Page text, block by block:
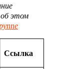
этом
Ссылка